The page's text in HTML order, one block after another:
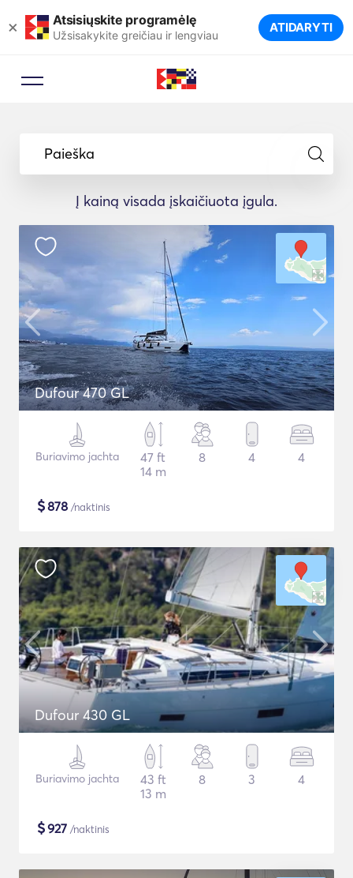
× Atsisiųskite programėlę
Užsisakykite greičiau ir lengviau ATIDARYTI
Paieška
Į kainą visada įskaičiuota įgula.
Dufour 470 GL
Buriavimo jachta
47 ft
14 m
8 4 4
$878 /naktinis
Dufour 430 GL
Buriavimo jachta
43 ft
13 m
8 3 4
$927 /naktinis